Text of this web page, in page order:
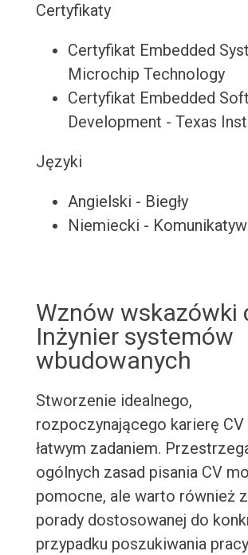
Certyfikaty
Certyfikat Embedded
Microchip Technology
Certyfikat Embedded
Development - Texas
Języki
Angielski - Biegły
Niemiecki -
Wznów wskazówki
Inżynier systemów
wbudowanych
Stworzenie idealnego,
rozpoczynającego karierę CV
łatwym zadaniem.
ogólnych zasad pisania CV
pomocne, ale warto również
porady dostosowanej do
przypadku poszukiwania